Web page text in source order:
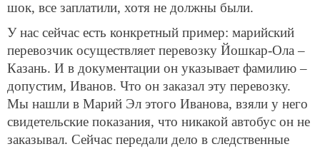
шок, все заплатили, хотя не должны были.
У нас сейчас есть конкретный пример: марийский
перевозчик осуществляет перевозку Йошкар-Ола –
Казань. И в документации он указывает фамилию –
допустим, Иванов. Что он заказал эту перевозку.
Мы нашли в Марий Эл этого Иванова, взяли у него
свидетельские показания, что никакой автобус он не
заказывал. Сейчас передали дело в следственные